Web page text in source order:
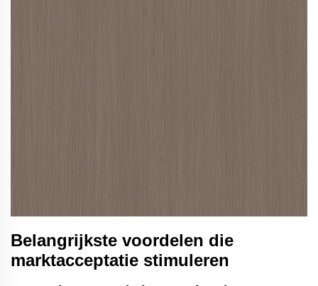
Belangrijkste voordelen die
marktacceptatie stimuleren